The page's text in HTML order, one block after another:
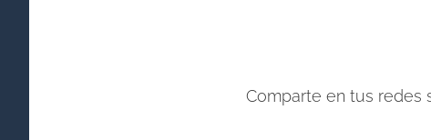
Comparte en tus redes